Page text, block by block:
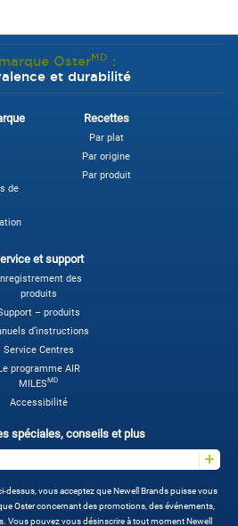
OsterMD :
et durabilité
de
Recettes
Par plat
Par origine
Par produit
et support
des
produits
– produits
d’instructions
Service Centres
programme AIR
MILESMD
Accessibilité
spéciales, conseils et plus
dessus, vous acceptez que Newell Brands puisse vous
Oster concernant des promotions, des événements,
Vous pouvez vous désinscrire à tout moment Newell